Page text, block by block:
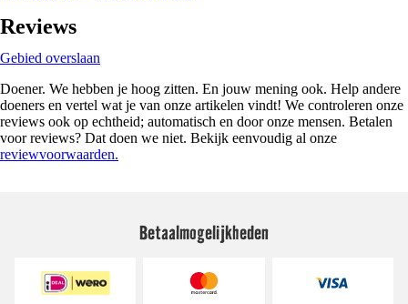
Reviews
Gebied overslaan
Doener. We hebben je hoog zitten. En jouw mening ook. Help andere
doeners en vertel wat je van onze artikelen vindt! We controleren onze
reviews ook op echtheid; automatisch en door onze mensen. Betalen
voor reviews? Dat doen we niet. Bekijk eenvoudig al onze
reviewvoorwaarden.
Betaalmogelijkheden